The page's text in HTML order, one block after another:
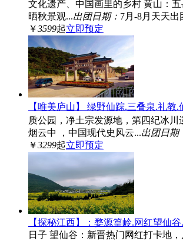
文化遗产、中国画里的乡村 黄山：
晒秋景观...出团日期： 7月-8月天天出
￥3599起立即预定
【唯美庐山】 绿野仙踪.三叠泉.礼教
质公园，净土宗发源地，第四纪冰
烟云中 ，中国现代史风云...出团日期
￥3299起立即预定
【探秘江西】：婺源篁岭.网红望仙
日子 望仙谷：新晋热门网红打卡地